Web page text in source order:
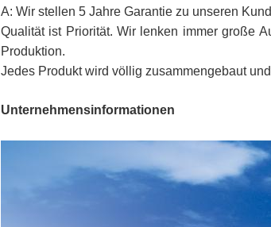
A: Wir stellen 5 Jahre Garantie zu unseren
Qualität ist Priorität. Wir lenken immer große
Produktion.
Jedes Produkt wird völlig zusammengebaut
Unternehmensinformationen